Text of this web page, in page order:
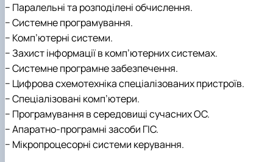
− Паралельні та розподілені обчислення.
− Системне програмування.
− Комп’ютерні системи.
− Захист інформації в комп’ютерних системах.
− Системне програмне забезпечення.
− Цифрова схемотехніка спеціалізованих пристроїв.
− Спеціалізовані комп’ютери.
− Програмування в середовищі сучасних ОС.
− Апаратно-програмні засоби ГІС.
− Мікропроцесорні системи керування.